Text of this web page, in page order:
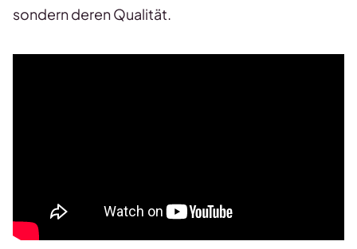
sondern deren Qualität.